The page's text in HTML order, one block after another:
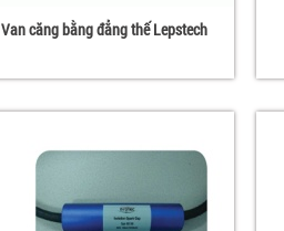
Van căng bằng đẳng thế Lepstech